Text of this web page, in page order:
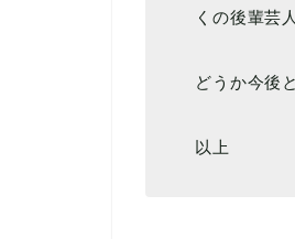
くの後輩芸
どうか今後
以上